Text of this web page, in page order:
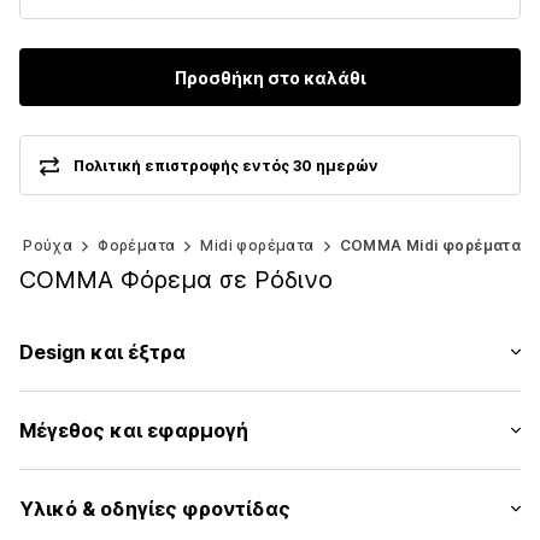
Προσθήκη στο καλάθι
Πολιτική επιστροφής εντός 30 ημερών
Ρούχα Φορέματα Midi φορέματα COMMA Midi φορέματα
COMMA Φόρεμα σε Ρόδινο
Design και έξτρα
Σατέν
Στρόγγυλη λαιμόκοψη
Πλισέ
Σχεδιασμός κρουαζέ
Μέγεθος και εφαρμογή
Μήκος: Μήκος 3/4
Υλικό & οδηγίες φροντίδας